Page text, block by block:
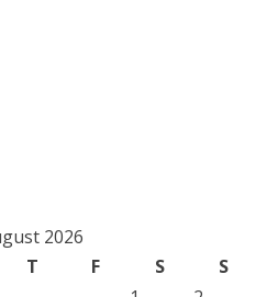
2026
T F S
S